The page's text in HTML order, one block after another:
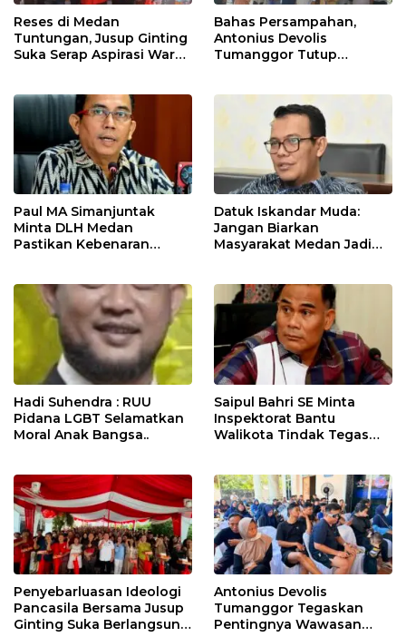
Reses di Medan
Tuntungan, Jusup Ginting
Suka Serap Aspirasi Warga
Bahas Persampahan,
Antonius Devolis
Tumanggor Tutup
Paul MA Simanjuntak
Minta DLH Medan
Pastikan Kebenaran
Datuk Iskandar Muda:
Jangan Biarkan
Masyarakat Medan Jadi
Hadi Suhendra : RUU
Pidana LGBT Selamatkan
Moral Anak Bangsa..
Saipul Bahri SE Minta
Inspektorat Bantu
Walikota Tindak Tegas
Penyebarluasan Ideologi
Pancasila Bersama Jusup
Ginting Suka Berlangsung
Antonius Devolis
Tumanggor Tegaskan
Pentingnya Wawasan